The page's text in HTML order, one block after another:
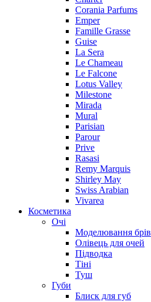
Corania Parfums
Emper
Famille Grasse
Guise
La Sera
Le Chameau
Le Falcone
Lotus Valley
Milestone
Mirada
Mural
Parisian
Parour
Prive
Rasasi
Remy Marquis
Shirley May
Swiss Arabian
Vivarea
Косметика
Очі
Моделювання брів
Олівець для очей
Підводка
Тіні
Туш
Губи
Блиск для губ